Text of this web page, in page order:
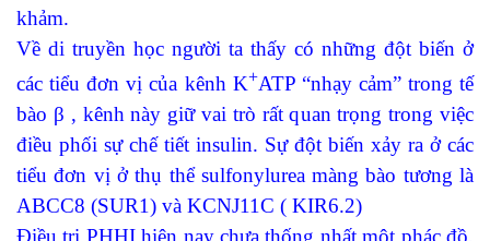
khảm.
Về di truyền học người ta thấy có những đột biến ở
các tiểu đơn vị của kênh K+ATP “nhạy cảm” trong tế
bào β , kênh này giữ vai trò rất quan trọng trong việc
điều phối sự chế tiết insulin. Sự đột biến xảy ra ở các
tiểu đơn vị ở thụ thể sulfonylurea màng bào tương là
ABCC8 (SUR1) và KCNJ11C ( KIR6.2)
Điều trị PHHI hiện nay chưa thống nhất một phác đồ,